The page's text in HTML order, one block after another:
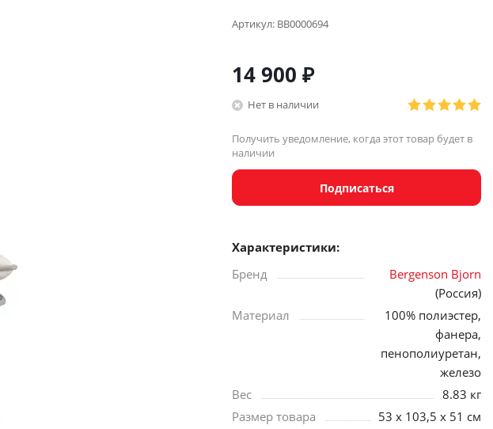
Артикул: BB0000694
14 900 ₽
Нет в наличии
Получить уведомление, когда этот товар будет в
наличии
Подписаться
Характеристики:
Бренд
Bergenson Bjorn
(Россия)
Материал
100% полиэстер,
фанера,
пенополиуретан,
железо
Вес
8.83 кг
Размер товара
53 x 103,5 x 51 см